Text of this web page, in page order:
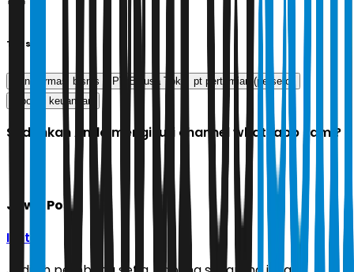
Tags
transformasi bisnis PT Elnusa Tbk
pt pertamian (persero)
laporan keuangan
Sudahkah Anda mengikuti channel whatsapp kami?
Jawa Pos
Ikuti